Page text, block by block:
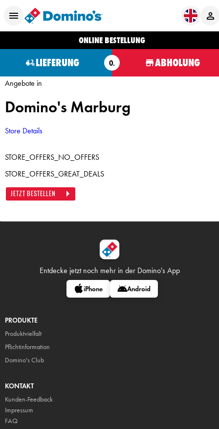
ONLINE BESTELLUNG
LIEFERUNG O. ABHOLUNG
Angebote in
Domino's Marburg
Store Details
STORE_OFFERS_NO_OFFERS
STORE_OFFERS_GREAT_DEALS
JETZT BESTELLEN
Entdecke jetzt noch mehr in der Domino's App
iPhone Android
PRODUKTE
Produktvielfalt
Pflichtinformation
Domino's Club
KONTAKT
Kunden-Feedback
Impressum
FAQ